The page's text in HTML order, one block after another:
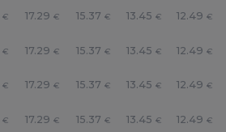
€ 17.29 € 15.37 € 13.45 € 12.49 €
€ 17.29 € 15.37 € 13.45 € 12.49 €
€ 17.29 € 15.37 € 13.45 € 12.49 €
€ 17.29 € 15.37 € 13.45 € 12.49 €